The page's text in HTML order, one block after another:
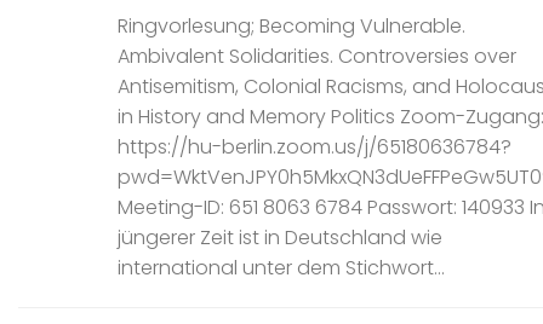
Ringvorlesung; Becoming Vulnerable.
Ambivalent Solidarities. Controversies over
Antisemitism, Colonial Racisms, and
in History and Memory Politics Zoom-Zugang:
https://hu-berlin.zoom.us/j/65180636784?
Meeting-ID: 651 8063 6784 Passwort: 140933
jüngerer Zeit ist in Deutschland wie
international unter dem Stichwort...